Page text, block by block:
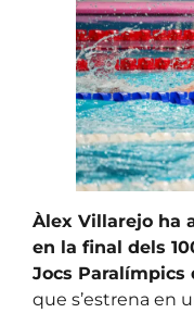
Àlex Villarejo ha
en la final dels
Jocs Paralímpics
que s’estrena en